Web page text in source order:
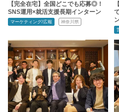
【完全在宅】全国どこでも応募◎！
SNS運用×就活支援長期インターン
マーケティング/広報 神奈川県